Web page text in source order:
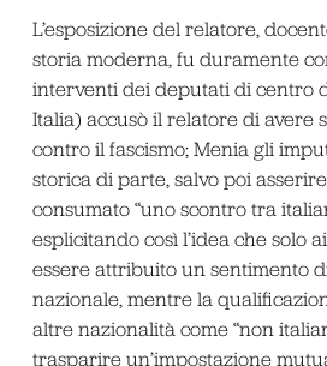
L’esposizione del relatore,
storia moderna, fu duramente
interventi dei deputati di centro
Italia) accusò il relatore di avere
contro il fascismo; Menia gli
storica di parte, salvo poi
consumato “uno scontro tra
esplicitando così l’idea che solo
essere attribuito un sentimento
nazionale, mentre la
altre nazionalità come “non
trasparire un’impostazione